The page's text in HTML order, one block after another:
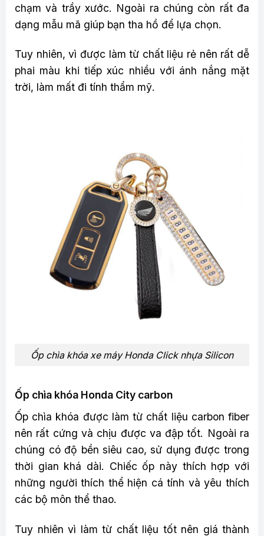
chạm và trầy xước. Ngoài ra chúng còn rất đa
dạng mẫu mã giúp bạn tha hồ để lựa chọn.
Tuy nhiên, vì được làm từ chất liệu rẻ nên rất dễ
phai màu khi tiếp xúc nhiều với ánh nắng mặt
trời, làm mất đi tính thẩm mỹ.
Ốp chìa khóa xe máy Honda Click nhựa Silicon
Ốp chìa khóa Honda City carbon
Ốp chìa khóa được làm từ chất liệu carbon fiber
nên rất cứng và chịu được va đập tốt. Ngoài ra
chúng có độ bền siêu cao, sử dụng được trong
thời gian khá dài. Chiếc ốp này thích hợp với
những người thích thể hiện cá tính và yêu thích
các bộ môn thể thao.
Tuy nhiên vì làm từ chất liệu tốt nên giá thành